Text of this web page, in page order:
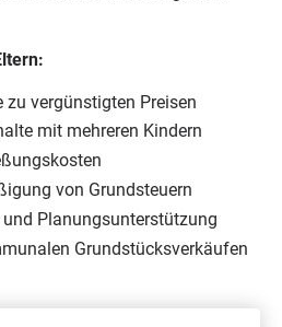
vergünstigten Preisen
mit mehreren Kindern
von Grundsteuern
Planungsunterstützung
Grundstücksverkäufen